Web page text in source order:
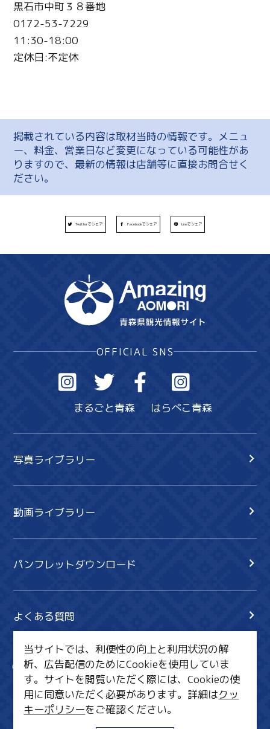
黒石市中町３８番地
0172-53-7229
11:30-18:00
定休日:不定休
掲載されている内容は取材当時の情報です。メニュ
ー、料金、営業日など変更になっている可能性があ
りますので、最新の情報は店舗等に直接お問合せく
ださい。
Twitterでシェア Facebookでシェア Lineでシェア
OFFICIAL SNS
まるごと青森 はらぺこ青森
写真ライブラリー
動画ライブラリー
パンフレットダウンロード
よくある質問
サイト内検索
共有
行きたいリスト
MICE・教育・観光事業者の皆様へ
当サイトでは、利便性の向上と利用状況の解
析、広告配信のためにCookieを使用していま
す。サイトを閲覧いただく際には、Cookieの使
用に同意いただく必要があります。詳細はクッ
キーポリシーをご確認ください。